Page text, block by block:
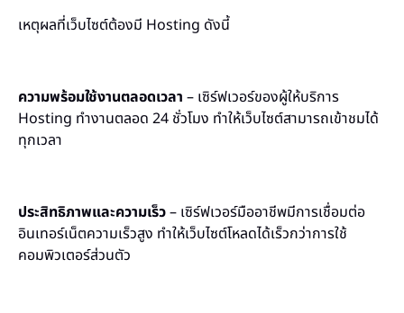
เหตุผลที่เว็บไซต์ต้องมี Hosting ดังนี้
ความพร้อมใช้งานตลอดเวลา – เซิร์ฟเวอร์ของผู้ให้บริการ
Hosting ทำงานตลอด 24 ชั่วโมง ทำให้เว็บไซต์สามารถเข้าชมได้
ทุกเวลา
ประสิทธิภาพและความเร็ว– เซิร์ฟเวอร์มืออาชีพมีการเชื่อมต่อ
อินเทอร์เน็ตความเร็วสูง ทำให้เว็บไซต์โหลดได้เร็วกว่าการใช้
คอมพิวเตอร์ส่วนตัว